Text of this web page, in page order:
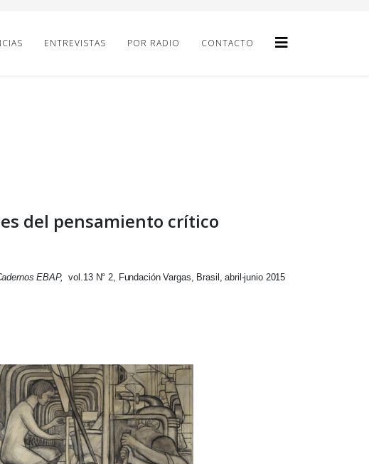
ENTREVISTAS POR RADIO CONTACTO
del pensamiento crítico
EBAP, vol.13 N° 2, Fundación Vargas, Brasil, abril-junio 2015